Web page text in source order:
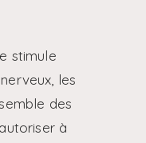
stimule
les
des
à